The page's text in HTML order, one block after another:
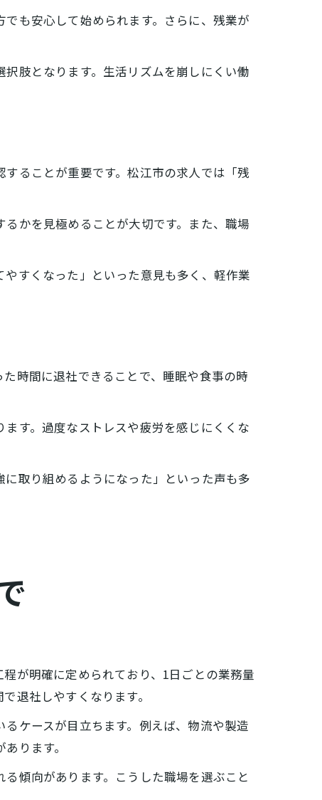
も安心して始められます。さらに、残業が
肢となります。生活リズムを崩しにくい働
ることが重要です。松江市の求人では「残
かを見極めることが大切です。また、職場
すくなった」といった意見も多く、軽作業
時間に退社できることで、睡眠や食事の時
す。過度なストレスや疲労を感じにくくな
取り組めるようになった」といった声も多
が明確に定められており、1日ごとの業務量
退社しやすくなります。
ケースが目立ちます。例えば、物流や製造
ります。
傾向があります。こうした職場を選ぶこと